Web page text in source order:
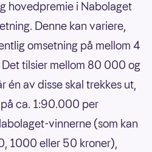
hovedpremie i Nabolaget
Denne kan variere,
omsetning på mellom 4
tilsier mellom 80 000 og
av disse skal trekkes ut,
ca. 1:90.000 per
vinnerne (som kan
1000 eller 50 kroner),